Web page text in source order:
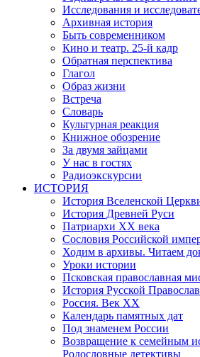
Исследования и
Архивная история
Быть современником
Кино и театр. 25-й кадр
Обратная перспектива
Глагол
Образ жизни
Встреча
Словарь
Культурная реакция
Книжное обозрение
За двумя зайцами
У нас в гостях
Радиоэкскурсии
ИСТОРИЯ
История Вселенской
История Древней Руси
Патриархи XX века
Сословия Российской
Ходим в архивы. Читаем
Уроки истории
Псковская православная
История Русской
Россия. Век ХХ
Календарь памятных дат
Под знаменем России
Возвращение к семейным
Родословные детективы